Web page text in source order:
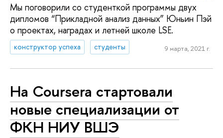
Мы поговорили со студенткой программы двух
дипломов “Прикладной анализ данных” Юньин Пэй
о проектах, наградах и летней школе LSE.
конструктор успеха студенты 9 марта, 2021 г.
На Coursera стартовали
новые специализации от
ФКН НИУ ВШЭ